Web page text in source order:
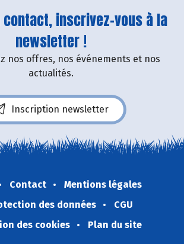
contact, inscrivez-vous à la
newsletter !
nos offres, nos événements et nos
actualités.
Inscription newsletter
Contact
Mentions légales
des données
CGU
des cookies
Plan du site